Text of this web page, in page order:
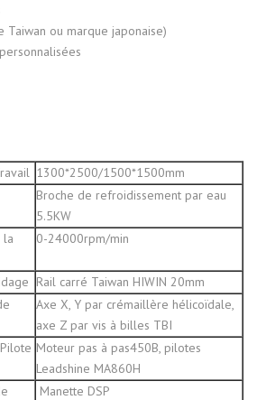
Taiwan ou marque japonaise)
1300*2500/1500*1500mm
Broche de refroidissement par eau
5.5KW
la
0-24000rpm/min
Rail carré Taiwan HIWIN 20mm
Axe X, Y par crémaillère hélicoïdale,
axe Z par vis à billes TBI
Moteur pas à pas450B, pilotes
Leadshine MA860H
Manette DSP